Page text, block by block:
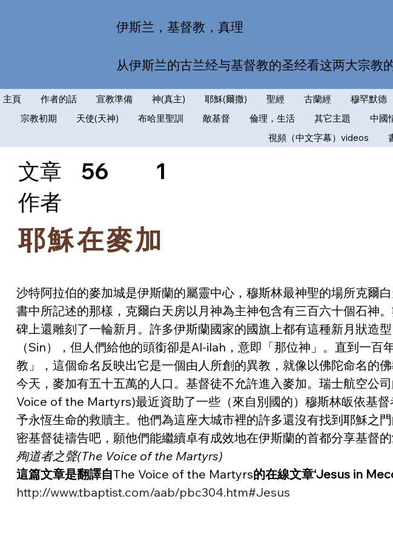
伊斯兰，基督教，真理
从伊斯兰的古兰经与基督教的圣经看这两大宗教
主頁 作者的話 宣教準備 神(真主) 耶穌(爾撒) 聖經 古蘭經 穆罕默德
宗教初期
天使(天神) 布哈里聖訓 敵基督 倫理，生活 其它主題 中國
視頻（中文字幕）videos
文章 56
1
​作者
耶穌在麥加
沙特阿拉伯的麥加城是伊斯蘭的屬靈中心，穆斯林最神聖的場所克
書中所記述的那樣，克爾白天房以月神為主神包含有三百六十個石神
碑上還雕刻了一輪新月。許多伊斯蘭國家的國旗上都有這種新月狀造
（Sin），但人們給他的頭銜卻是Al-ilah，意即「那位神」。直到一
教」，這個命名反映出它是一個由人所創的異教，就像以佛陀命名的佛
今天，麥加有五十五萬的人口。基督徒不允許進入麥加。瑞士航空公
Voice of the Martyrs)最近資助了一些（來自別國的）穆斯林皈依基
予永恆生命的救贖主。他們為這座大城市裡的許多還沒有找到耶穌之
密基督徒禱告吧，願他們能繼續卓有成效地在伊斯蘭的首都分享基督的
殉道者之聲(The Voice of the Martyrs)
這篇文章是翻譯自The Voice of the Martyrs的在線文章‘Jesus in
http://www.tbaptist.com/aab/pbc304.htm#Jesus